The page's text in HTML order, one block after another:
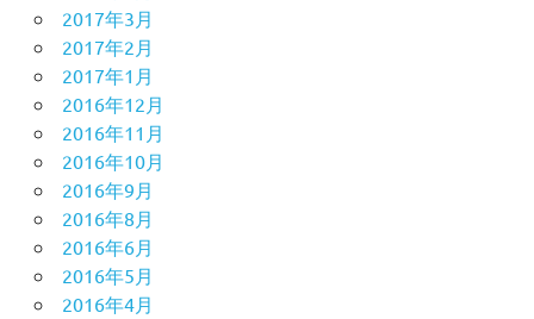
2017年3月
2017年2月
2017年1月
2016年12月
2016年11月
2016年10月
2016年9月
2016年8月
2016年6月
2016年5月
2016年4月